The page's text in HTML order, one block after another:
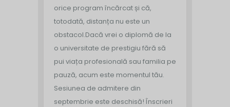
orice program încărcat și că,
totodată, distanța nu este un
obstacol.Dacă vrei o diplomă de la
o universitate de prestigiu fără să
pui viața profesională sau familia pe
pauză, acum este momentul tău.
Sesiunea de admitere din
septembrie este deschisă! Înscrieri